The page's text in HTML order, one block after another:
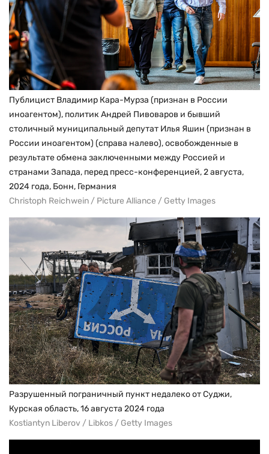
Публицист Владимир Кара-Мурза (признан в России
иноагентом), политик Андрей Пивоваров и бывший
столичный муниципальный депутат Илья Яшин (признан в
России иноагентом) (справа налево), освобожденные в
результате обмена заключенными между Россией и
странами Запада, перед пресс-конференцией, 2 августа,
2024 года, Бонн, Германия
Christoph Reichwein / Picture Alliance / Getty Images
Разрушенный пограничный пункт недалеко от Суджи,
Курская область, 16 августа 2024 года
Kostiantyn Liberov / Libkos / Getty Images